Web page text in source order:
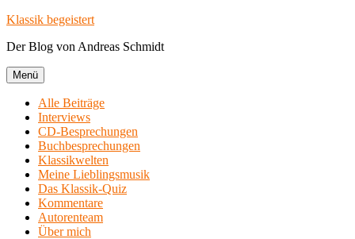
Zum
springen
Klassik begeistert
Der Blog von Andreas Schmidt
Menü
Alle Beiträge
Interviews
CD-Besprechungen
Buchbesprechungen
Klassikwelten
Meine Lieblingsmusik
Das Klassik-Quiz
Kommentare
Autorenteam
Über mich